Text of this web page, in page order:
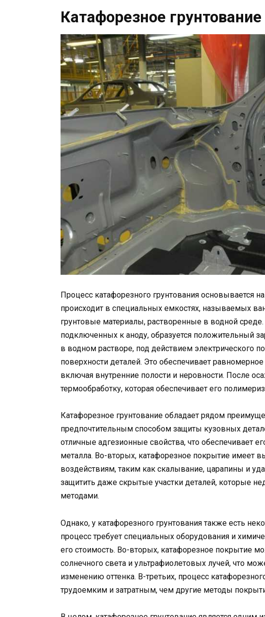
Катафорезное
Процесс катафорезного грунтования основывается
происходит в специальных емкостях, называемых
грунтовые материалы, растворенные в водной
подключенных к аноду, образуется положительный
в водном растворе, под действием электрического
поверхности деталей. Это обеспечивает
включая внутренние полости и неровности. После
термообработку, которая обеспечивает его
Катафорезное грунтование обладает рядом
предпочтительным способом защиты кузовных
отличные адгезионные свойства, что обеспечивает
металла. Во-вторых, катафорезное покрытие имеет
воздействиям, таким как скалывание, царапины и
защитить даже скрытые участки деталей, которые
методами.
Однако, у катафорезного грунтования также есть
процесс требует специальных оборудования и
его стоимость. Во-вторых, катафорезное покрытие
солнечного света и ультрафиолетовых лучей, что
изменению оттенка. В-третьих, процесс
трудоемким и затратным, чем другие методы